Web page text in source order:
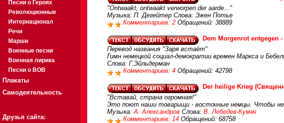
Песни о Героях
Революционные
Интернационал
Речи
Марши
Военные песни
Военная лирика
Песни о ВОВ
Плакаты
Самодеятельность
Друзья сайта:
"Ontwaakt, ontwaakt verworpen der aarde..."
Музыка: П. Дегейтер Слова: Эжен Потье
Комментариев: 2 Обращений: 38889
Dem Morgenrot entgegen
Перевод названия "Заря встаёт"
Гимн немецкой социал-демократии времен Маркса и
Слова: Г.Эйльдерман
Комментариев: 4 Обращений: 42798
Der heilige Krieg
"Вставай, страна огромная!"
Это поют наши товарищи - восточные немцы. Чтобы
Музыка:А. Александров Слова: В. Лебедев-Кумач
Комментариев: 14 Обращений: 68758